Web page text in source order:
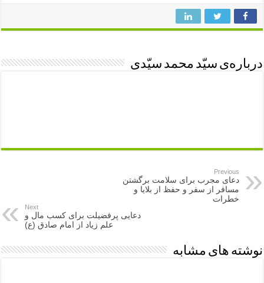
درباره‌ی سیّد محمد سیّدی
Previous
دعای مجرب برای سلامت برگشتن
مسافر از سفر و حفظ از بلایا و
خطرات
Next
دعایی پرفضیلت برای کسب مال و
علم زیاد از امام صادق (ع)
نوشته های مشابه